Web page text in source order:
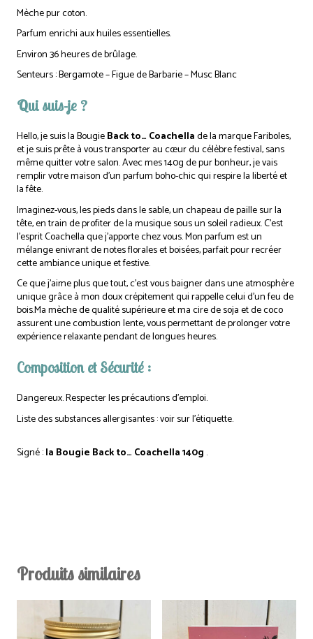
Mèche pur coton.
Parfum enrichi aux huiles essentielles.
Environ 36 heures de brûlage.
Senteurs : Bergamote – Figue de Barbarie – Musc Blanc
Qui suis-je ?
Hello, je suis la BougieBack to… Coachellade la marque Fariboles,
et je suis prête à vous transporter au cœur du célèbre festival, sans
même quitter votre salon. Avec mes 140g de pur bonheur, je vais
remplir votre maison d’un parfum boho-chic qui respire la liberté et
la fête.
Imaginez-vous, les pieds dans le sable, un chapeau de paille sur la
tête, en train de profiter de la musique sous un soleil radieux. C’est
l’esprit Coachella que j’apporte chez vous. Mon parfum est un
mélange enivrant de notes florales et boisées, parfait pour recréer
cette ambiance unique et festive.
Ce que j’aime plus que tout, c’est vous baigner dans une atmosphère
unique grâce à mon doux crépitement qui rappelle celui d’un feu de
bois.Ma mèche de qualité supérieure et ma cire de soja et de coco
assurent une combustion lente, vous permettant de prolonger votre
expérience relaxante pendant de longues heures.
Composition et Sécurité :
Dangereux. Respecter les précautions d’emploi.
Liste des substances allergisantes : voir sur l’étiquette.
Signé :la Bougie Back to… Coachella 140g .
Produits similaires